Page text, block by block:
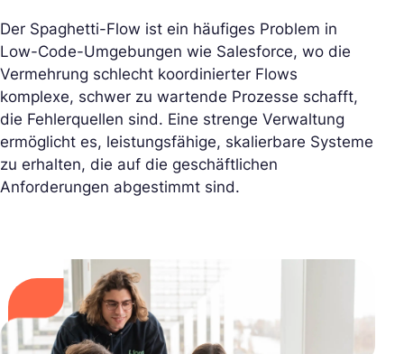
Der Spaghetti-Flow ist ein häufiges Problem in
Low-Code-Umgebungen wie Salesforce, wo die
Vermehrung schlecht koordinierter Flows
komplexe, schwer zu wartende Prozesse schafft,
die Fehlerquellen sind. Eine strenge Verwaltung
ermöglicht es, leistungsfähige, skalierbare Systeme
zu erhalten, die auf die geschäftlichen
Anforderungen abgestimmt sind.